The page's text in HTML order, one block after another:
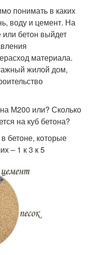
понимать в каких
воду и цемент. На
или бетон выйдет
материала.
жилой дом,
М200 или? Сколько
на куб бетона?
бетоне, которые
– 1 к 3 к 5